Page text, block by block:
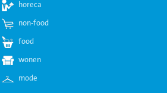
horeca
non-food
food
wonen
mode